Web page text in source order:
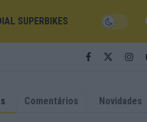
SUPERBIKES
Comentários Novidades